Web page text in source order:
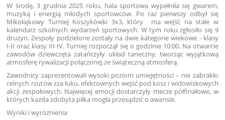
W środę, 3 grudnia 2025 roku, hala sportowa wypełniła się gwarem,
muzyką i energią młodych sportowców. Po raz pierwszy odbył się
Mikołajkowy Turniej Koszykówki 3x3, który ma wejść na stałe w
kalendarz szkolnych wydarzeń sportowych. W tym roku zgłosiło się 9
drużyn. Zespoły podzielone zostały na dwie kategorie wiekowe - klasy
I-II oraz klasy III-IV. Turniej rozpoczął się o godzinie 10:00. Na otwarcie
zawodów dziewczęta zatańczyły układ taneczny, tworząc wyjątkową
atmosferę rywalizacji połączonej ze świąteczną atmosferą.
Zawodnicy zaprezentowali wysoki poziom umiejętności – nie zabrakło
celnych rzutów zza łuku, efektownych wejść pod kosz i widowiskowych
akcji zespołowych. Najwięcej emocji dostarczyły mecze półfinałowe, w
których każda zdobyta piłka mogła przesądzić o awansie.
Wyniki i wyróżnienia